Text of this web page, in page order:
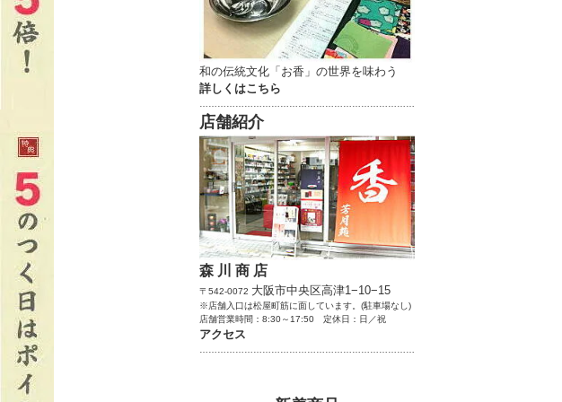
和の伝統文化「お香」の世界を味わう
詳しくはこちら
………………………………………………………………
店舗紹介
森 川 商 店
〒542-0072 大阪市中央区高津1−10−15
※店舗入口は松屋町筋に面しています。(駐車場なし)
店舗営業時間：8:30～17:50 定休日：日／祝
アクセス
………………………………………………………………